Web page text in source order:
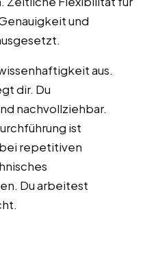
und
aus.
dir. Du
nachvollziehbar.
ist
repetitiven
Du arbeitest